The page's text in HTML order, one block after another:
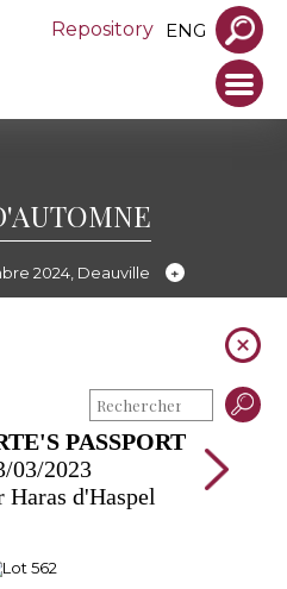
Repository ENG
2024, Deauville
PASSPORT
03/2023
Haras d'Haspel